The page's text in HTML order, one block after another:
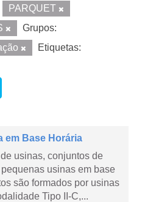
PARQUET
Grupos:
Etiquetas:
em Base Horária
usinas, conjuntos de
usinas em base
são formados por usinas
Tipo II-C,...